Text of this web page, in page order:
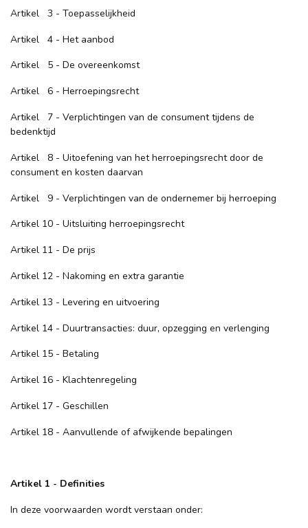
Artikel 3 - Toepasselijkheid
Artikel 4 - Het aanbod
Artikel 5 - De overeenkomst
Artikel 6 - Herroepingsrecht
Artikel 7 - Verplichtingen van de consument tijdens de
bedenktijd
Artikel 8 - Uitoefening van het herroepingsrecht door de
consument en kosten daarvan
Artikel 9 - Verplichtingen van de ondernemer bij herroeping
Artikel 10 - Uitsluiting herroepingsrecht
Artikel 11 - De prijs
Artikel 12 - Nakoming en extra garantie
Artikel 13 - Levering en uitvoering
Artikel 14 - Duurtransacties: duur, opzegging en verlenging
Artikel 15 - Betaling
Artikel 16 - Klachtenregeling
Artikel 17 - Geschillen
Artikel 18 - Aanvullende of afwijkende bepalingen
Artikel 1 - Definities
In deze voorwaarden wordt verstaan onder: